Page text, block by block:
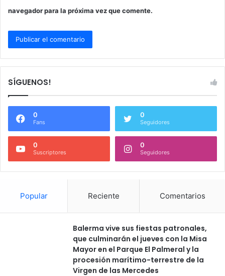
navegador para la próxima vez que comente.
SÍGUENOS!
0
Fans
0
Seguidores
0
Suscriptores
0
Seguidores
Popular Reciente Comentarios
Balerma vive sus fiestas patronales,
que culminarán el jueves con la Misa
Mayor en el Parque El Palmeral y la
procesión marítimo-terrestre de la
Virgen de las Mercedes